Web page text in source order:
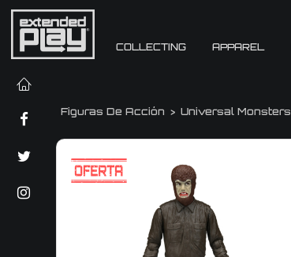
COLLECTING APPAREL
Figuras De Acción Universal Monsters